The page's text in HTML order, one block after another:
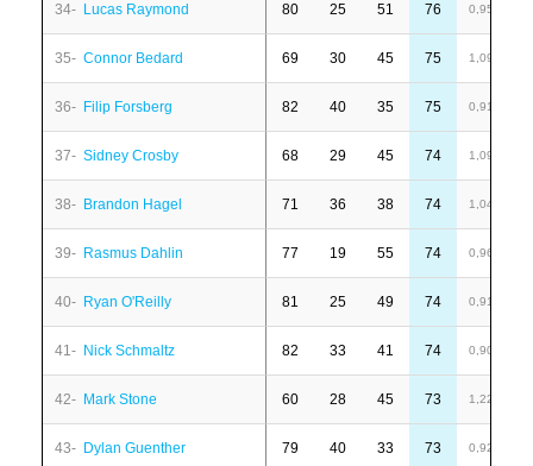
34- Lucas Raymond 80 25 51 76 0,95
35- Connor Bedard 69 30 45 75 1,09
36- Filip Forsberg 82 40 35 75 0,91
37- Sidney Crosby 68 29 45 74 1,09
38- Brandon Hagel 71 36 38 74 1,04
39- Rasmus Dahlin 77 19 55 74 0,96
40- Ryan O'Reilly 81 25 49 74 0,91
41- Nick Schmaltz 82 33 41 74 0,90
42- Mark Stone 60 28 45 73 1,22
43- Dylan Guenther 79 40 33 73 0,92